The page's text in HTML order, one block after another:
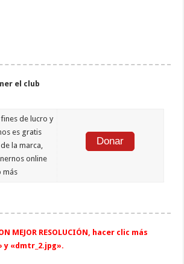
el club
de lucro y
es gratis
la marca,
online
más
Donar
MEJOR RESOLUCIÓN, hacer clic más
y «dmtr_2.jpg».